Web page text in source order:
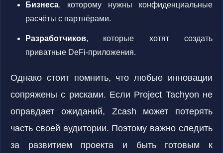
Бизнеса, которому нужны конфиденциальные
расчёты с партнёрами.
Разработчиков, которые хотят создать
приватные DeFi-приложения.
Однако стоит помнить, что любые инновации
сопряжены с рисками. Если Project Tachyon не
оправдает ожиданий, Zcash может потерять
часть своей аудитории. Поэтому важно следить
за развитием проекта и быть готовым к